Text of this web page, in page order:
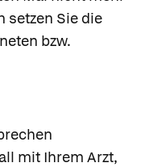
setzen Sie die
bzw.
mit Ihrem Arzt,